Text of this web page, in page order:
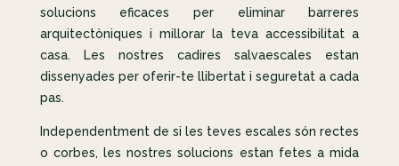
solucions eficaces per eliminar barreres
arquitectòniques i millorar la teva accessibilitat a
casa. Les nostres cadires salvaescales estan
dissenyades per oferir-te llibertat i seguretat a cada
pas.
Independentment de si les teves escales són rectes
o corbes, les nostres solucions estan fetes a mida